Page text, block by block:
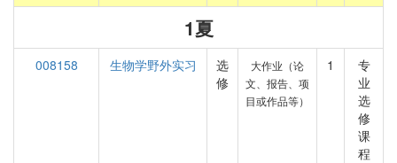
1夏
008158 生物学野外实习
选
修
大作业（论
文、报告、项
目或作品等）
1
专
业
选
修
课
程